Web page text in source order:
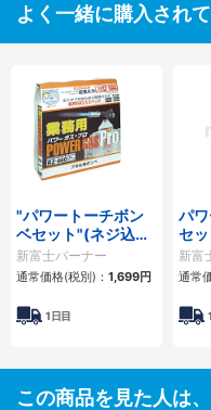
よく一緒に購入され
"パワートーチボン
ベセット"(ネジ込み
式)_替ガスボンベ 3
本パック
新富士バーナー
通常価格(税別)： 1,699円
1日目
パ
セ
新富
通常
この商品を見た人は